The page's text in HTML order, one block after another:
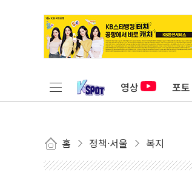
영상 포토
홈 정책·서울 복지